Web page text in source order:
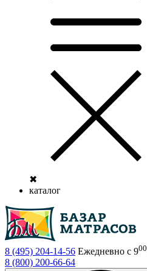
✖
каталог
8 (495) 204-14-56 Ежедневно с 900
8 (800) 200-66-64